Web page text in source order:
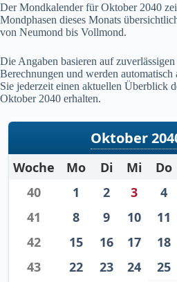
Der Mondkalender für Oktober 2040
Mondphasen dieses Monats
von Neumond bis Vollmond.
Die Angaben basieren auf
Berechnungen und werden automatisch
Sie jederzeit einen aktuellen Überblick
Oktober 2040 erhalten.
Oktober
Woche Mo Di Mi Do
40
1 2 3 4
41
8 9 10 11
42
15 16 17 18
43
22 23 24 25